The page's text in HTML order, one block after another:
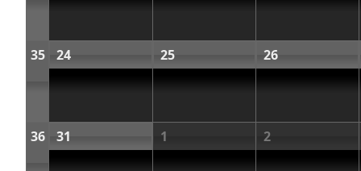
35 24 25 26
36 31 1 2